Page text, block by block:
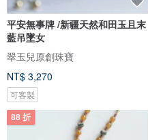
平安無事牌 /新疆天然和田玉且末
藍吊墜女
翠玉兒原創珠寶
NT$ 3,270
可客製
88 折